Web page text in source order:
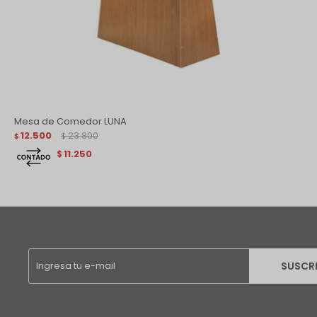
Mesa de Comedor LUNA
$ 12.500 $ 23.800
$11.250